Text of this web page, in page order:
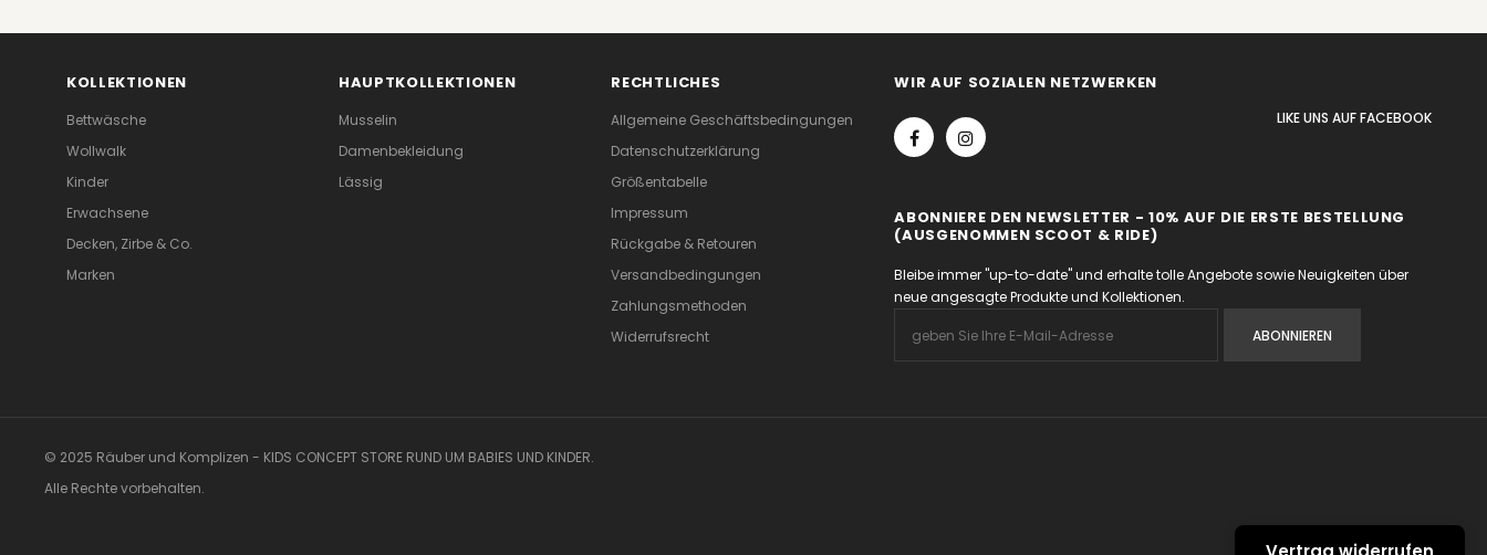
KOLLEKTIONEN
Bettwäsche
Wollwalk
Kinder
Erwachsene
Decken, Zirbe & Co.
Marken
HAUPTKOLLEKTIONEN
Musselin
Damenbekleidung
Lässig
RECHTLICHES
Allgemeine Geschäftsbedingungen
Datenschutzerklärung
Größentabelle
Impressum
Rückgabe & Retouren
Versandbedingungen
Zahlungsmethoden
Widerrufsrecht
WIR AUF SOZIALEN NETZWERKEN
LIKE UNS AUFFACEBOOK
ABONNIERE DEN NEWSLETTER - 10% AUF DIE ERSTE BESTELLUNG
(AUSGENOMMEN SCOOT & RIDE)
Bleibe immer "up-to-date" und erhalte tolle Angebote sowie Neuigkeiten über
neue angesagte Produkte und Kollektionen.
© 2025 Räuber und Komplizen - KIDS CONCEPT STORE RUND UM BABIES UND KINDER.
Alle Rechte vorbehalten.